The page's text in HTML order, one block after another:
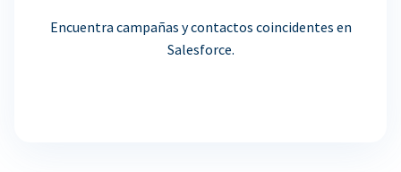
Encuentra campañas y contactos coincidentes en
Salesforce.